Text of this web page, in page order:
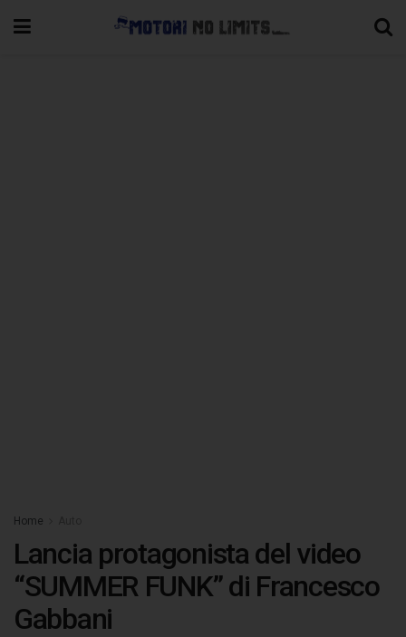
Home
Lancia protagonista del video
“SUMMER FUNK” di Francesco
Gabbani